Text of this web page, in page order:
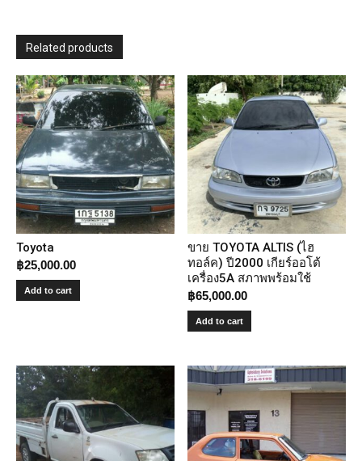
Related products
Toyota
฿25,000.00
Add to cart
ขาย TOYOTA ALTIS (ไฮ
ทอล์ค) ปี2000 เกียร์ออโต้
เครื่อง5A สภาพพร้อมใช้
฿65,000.00
Add to cart